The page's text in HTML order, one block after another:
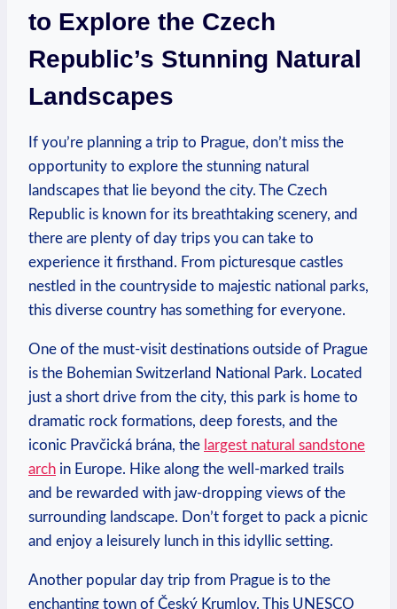
to Explore the Czech
Republic’s ‍Stunning Natural
Landscapes
If you’re planning‍ a trip to Prague, don’t miss the
opportunity to explore the stunning ‍natural
landscapes ‌that lie⁤ beyond the‌ city. ⁢The Czech
Republic is known for⁢ its breathtaking scenery, ‍and⁤
there are ⁤plenty of ⁢day trips ⁣you can take‍ to
⁣experience⁣ it firsthand. From ‍picturesque ‌castles‌
nestled in the countryside to⁤ majestic national parks,
this diverse country⁢ has something for everyone.
One of ​the must-visit‌ destinations outside of Prague
is the Bohemian ⁣Switzerland National Park. Located
just a​ short drive from the city, this park is home to
dramatic rock​ formations, ⁤deep forests, and the
iconic Pravčická brána, the largest natural sandstone
arch in⁢ Europe. Hike⁣ along the well-marked trails
and be rewarded ‌with ⁣jaw-dropping views of the
surrounding landscape. ‍Don’t forget to pack ⁢a ‍picnic
and enjoy a leisurely lunch⁣ in⁤ this idyllic​ setting.
Another popular day trip from Prague is to the
enchanting town ‌of Český ⁣Krumlov. This UNESCO